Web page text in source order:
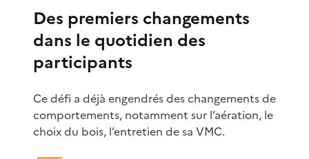
Des premiers changements
dans le quotidien des
participants
Ce défi a déjà engendrés des changements de
comportements, notamment sur l’aération, le
choix du bois, l’entretien de sa VMC.